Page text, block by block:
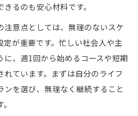
るのも安心材料です。
注意点としては、無理のないスケ
定が重要です。忙しい社会人や主
に、週1回から始めるコースや短期
れています。まずは自分のライフ
ンを選び、無理なく継続すること